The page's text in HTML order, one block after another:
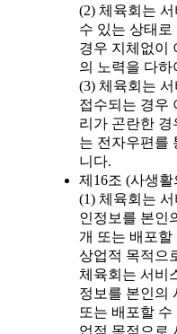
(2) 체육회는
수 있는 상태로
경우 지체없이
의 노력을 다하
(3) 체육회는
접수되는 경우
리가 곤란한
는 전자우편를
니다.
제16조 (사생
(1) 체육회는
인정보를 본인
개 또는 배포할
상업적 목적으
체육회는 서비
정보를 본인의
또는 배포할
업적 목적으로